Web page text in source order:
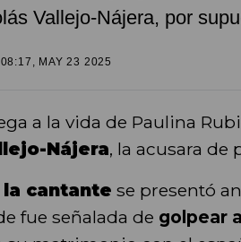
Vallejo-Nájera, por
08:17, MAY 23 2025
a la vida de Paulina
Nájera, la acusara de
la cantante se presentó
fue señalada de golpear